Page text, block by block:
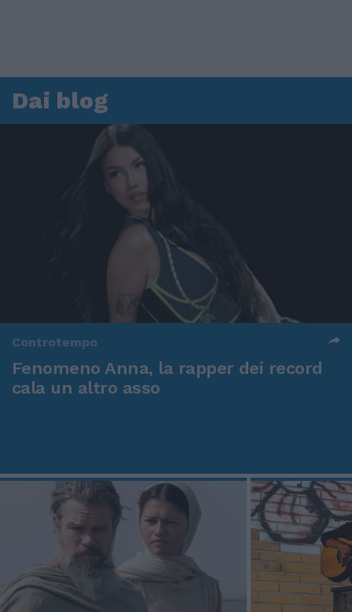
Dai blog
Controtempo
Fenomeno Anna, la rapper dei record
cala un altro asso